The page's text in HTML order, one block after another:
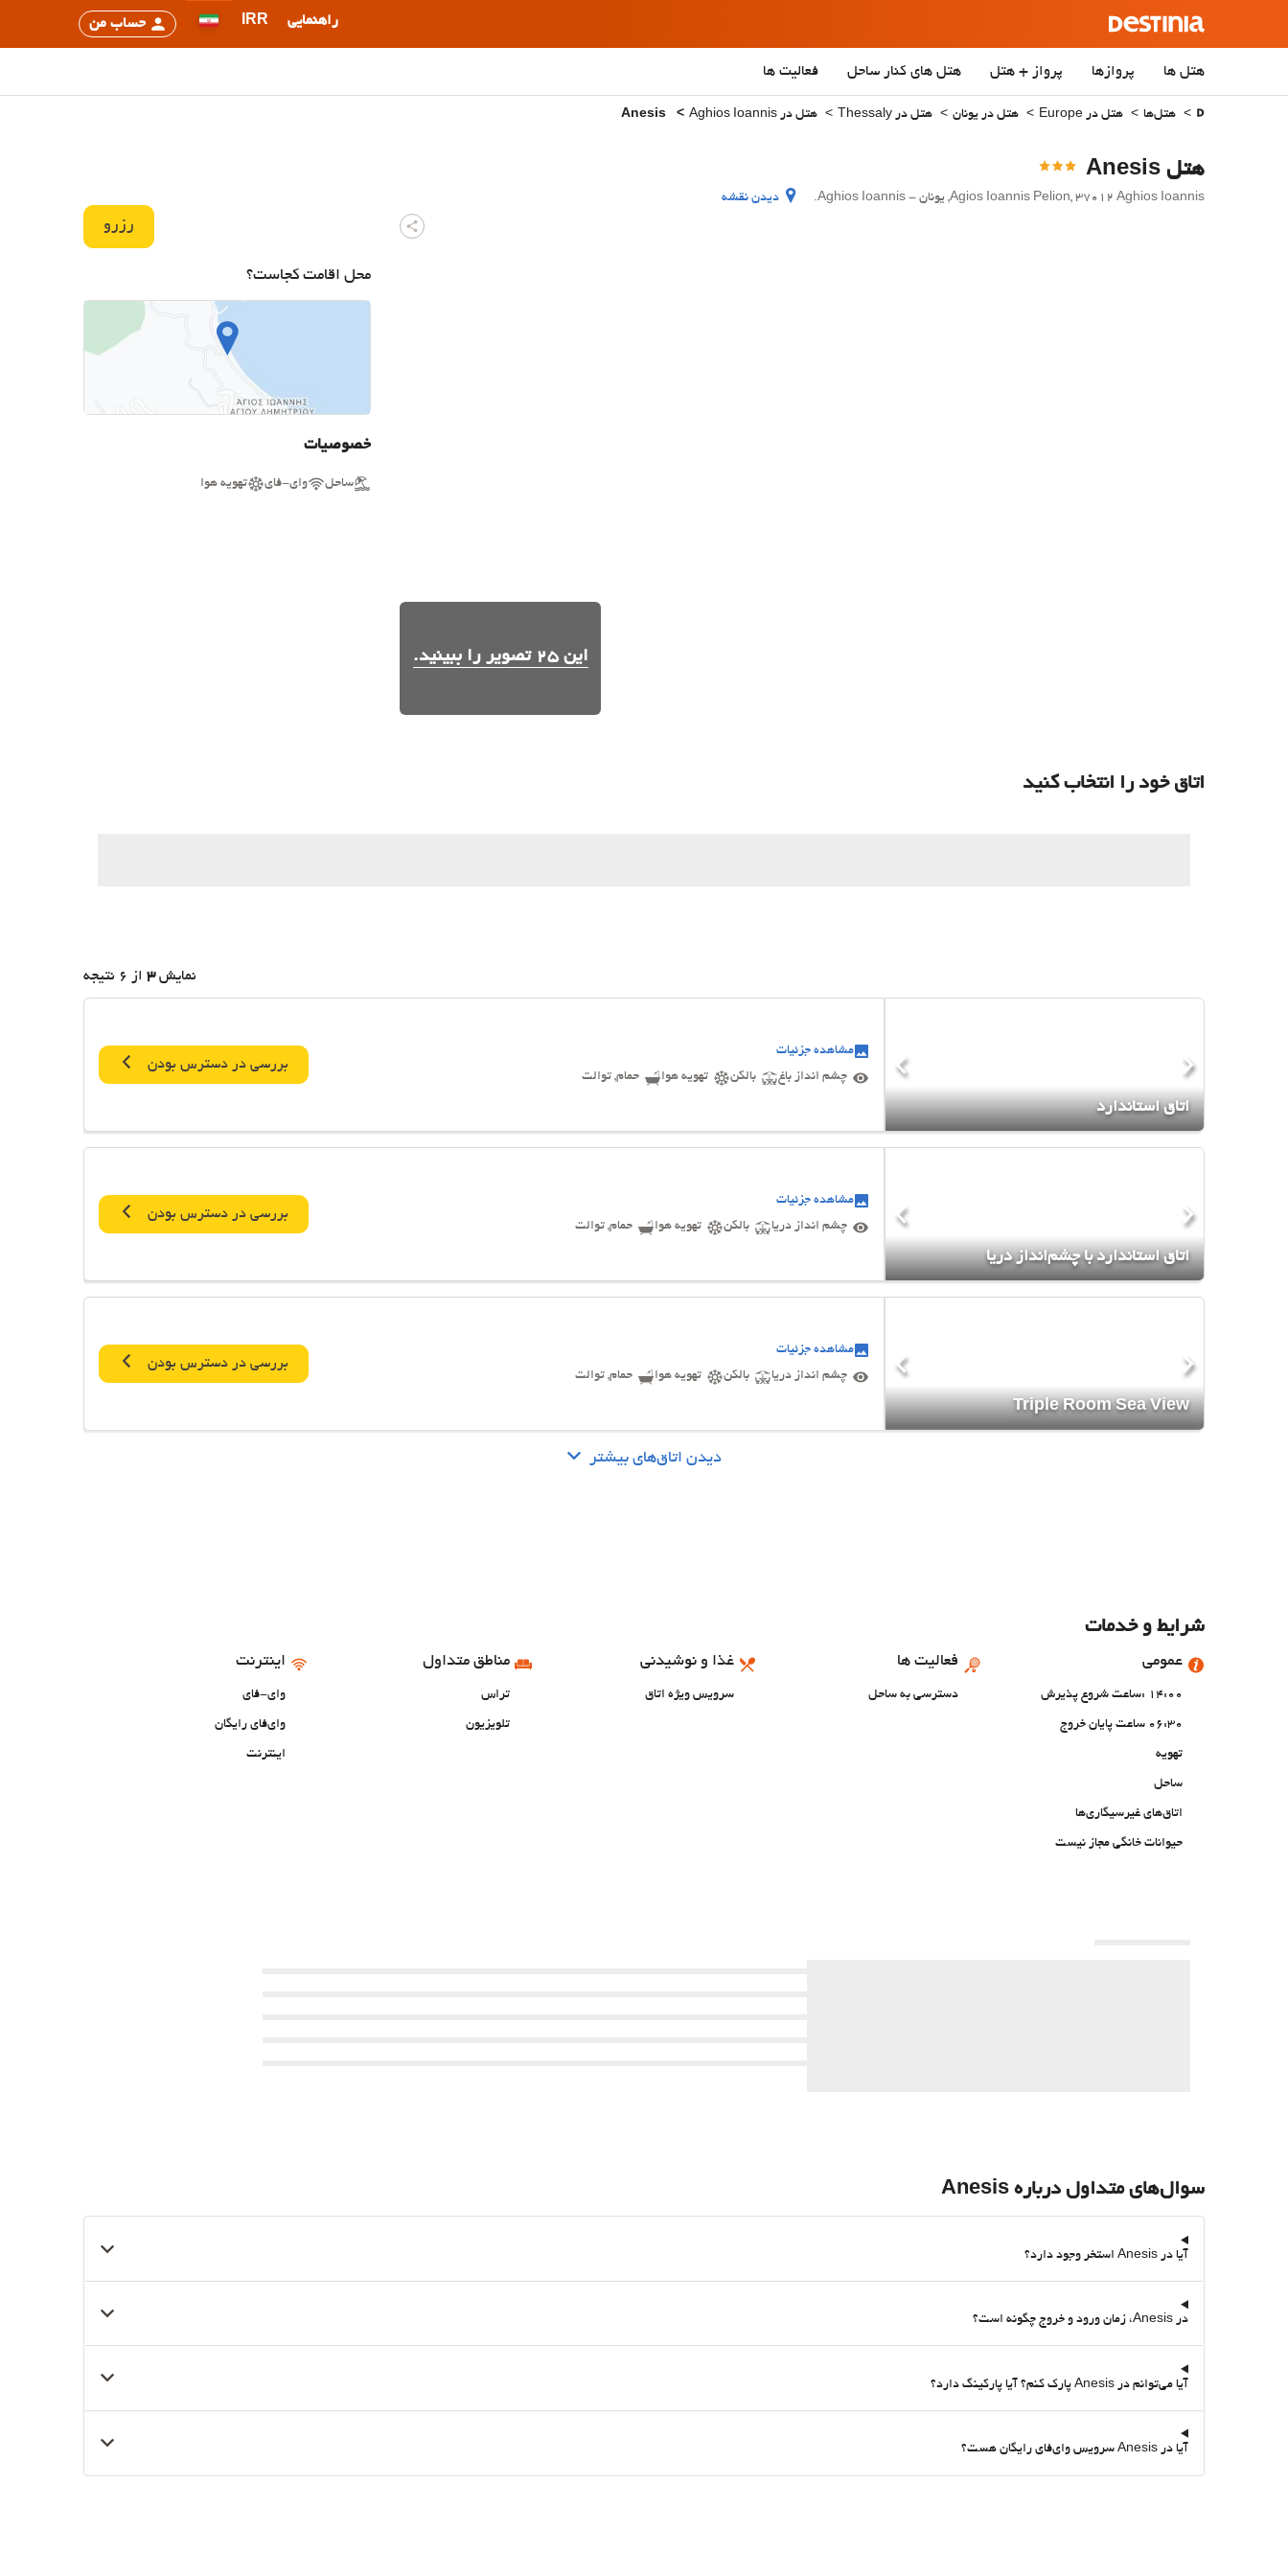
راهنمایی IRR حساب من
هتل ها پروازها پرواز + هتل هتل‌ های کنار ساحل فعالیت ها
هتل‌ها هتل در Europe هتل در یونان هتل در Thessaly هتل در Aghios Ioannis
هتل Anesis
Agios Ioannis Pelion, 37012 Aghios Ioannis, یونان - Aghios Ioannis. دیدن نقشه
رزرو
این 25 تصویر را ببینید.
محل اقامت کجاست؟
خصوصیات
ساحل وای-فای تهویه هوا
اتاق خود را انتخاب کنید
نمایش3 از 6 نتیجه
اتاق استاندارد
مشاهده جزئیات
چشم انداز باغ
بالکن تهویه هوا حمام, توالت
بررسی در دسترس بودن
اتاق استاندارد با چشم‌انداز دریا
مشاهده جزئیات
چشم انداز دریا
بالکن تهویه هوا حمام, توالت
بررسی در دسترس بودن
Triple Room Sea View
مشاهده جزئیات
چشم انداز دریا
بالکن تهویه هوا حمام, توالت
بررسی در دسترس بودن
دیدن اتاق‌های بیشتر
شرایط و خدمات
عمومی
14:00 :ساعت شروع پذیرش
06:30 ساعت پایان خروج
تهویه
ساحل
اتاق‌های غیرسیگاری‌ها
حیوانات خانگی مجاز نیست
فعالیت ها
دسترسی به ساحل
غذا و نوشیدنی
سرویس ویژه اتاق
مناطق متداول
تراس
تلویزیون
اینترنت
وای-فای
وای‌فای رایگان
اینترنت
سوال‌های متداول درباره Anesis
آیا در Anesis استخر وجود دارد؟
در Anesis، زمان ورود و خروج چگونه است؟
آیا می‌توانم در Anesis پارک کنم؟ آیا پارکینگ دارد؟
آیا در Anesis سرویس وای‌فای رایگان هست؟